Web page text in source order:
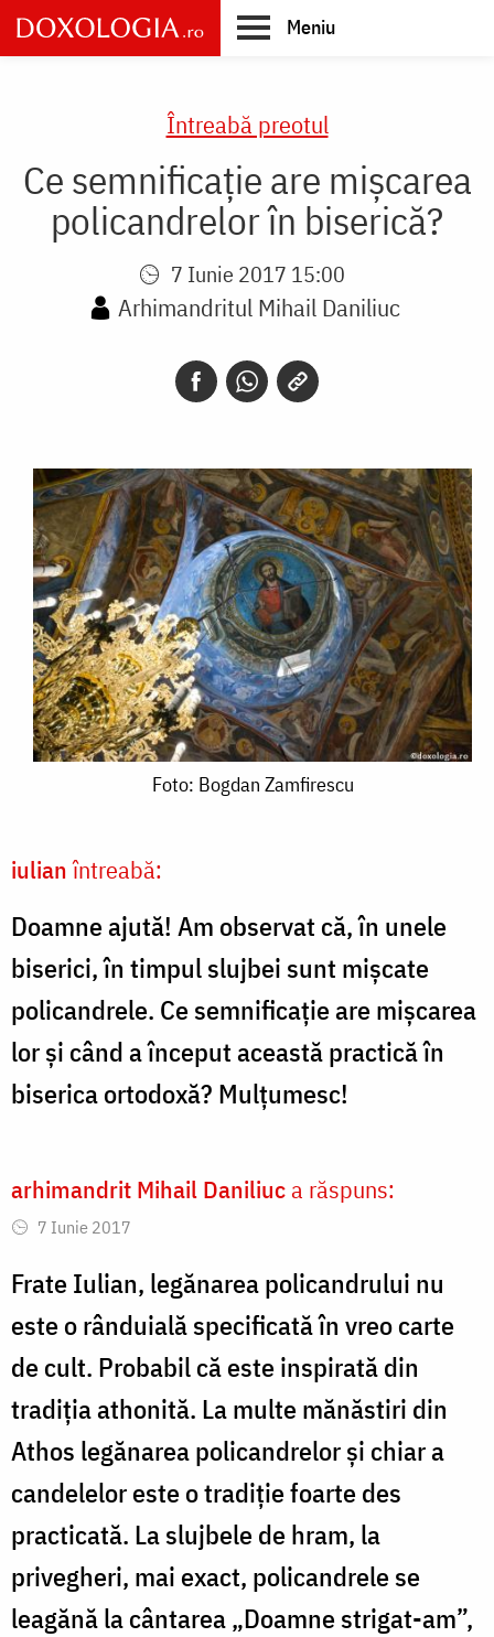
Skip
to
main
Meniu
Întreabă preotul
Ce semnificație are mișcarea
policandrelor în biserică?
7 Iunie 2017 15:00
Arhimandritul Mihail Daniliuc
Zamfirescu
Foto: Bogdan Zamfirescu
iulianîntreabă:
Doamne ajută! Am observat că, în unele
biserici, în timpul slujbei sunt mișcate
policandrele. Ce semnificație are mișcarea
lor și când a început această practică în
biserica ortodoxă? Mulțumesc!
arhimandrit Mihail Daniliuc a răspuns:
7 Iunie 2017
Frate Iulian, legănarea policandrului nu
este o rânduială specificată în vreo carte
de cult. Probabil că este inspirată din
tradiția athonită. La multe mănăstiri din
Athos legănarea policandrelor și chiar a
candelelor este o tradiție foarte des
practicată. La slujbele de hram, la
privegheri, mai exact, policandrele se
leagănă la cântarea „Doamne strigat-am”,